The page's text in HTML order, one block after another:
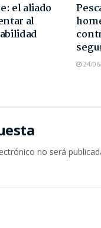
el aliado
al
24/
no será